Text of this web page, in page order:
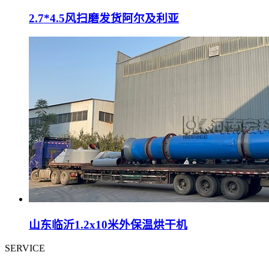
2.7*4.5风扫磨发货阿尔及利亚
山东临沂1.2x10米外保温烘干机
SERVICE